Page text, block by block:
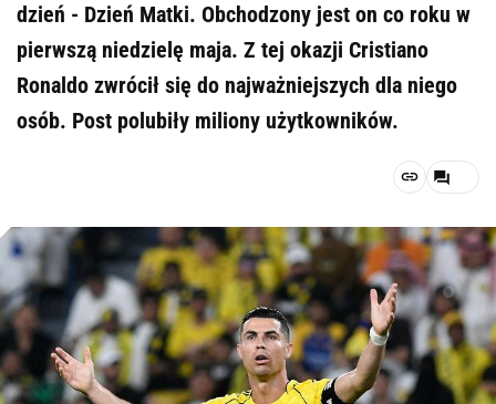
dzień - Dzień Matki. Obchodzony jest on co roku w
pierwszą niedzielę maja. Z tej okazji Cristiano
Ronaldo zwrócił się do najważniejszych dla niego
osób. Post polubiły miliony użytkowników.